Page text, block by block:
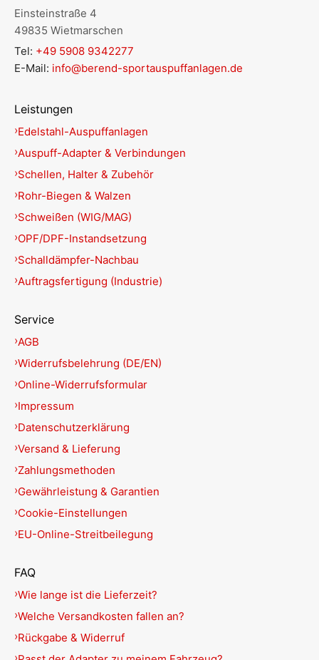
Einsteinstraße 4
49835 Wietmarschen
Tel: +49 5908 9342277
E-Mail: info@berend-sportauspuffanlagen.de
Leistungen
Edelstahl-Auspuffanlagen
Auspuff-Adapter & Verbindungen
Schellen, Halter & Zubehör
Rohr-Biegen & Walzen
Schweißen (WIG/MAG)
OPF/DPF-Instandsetzung
Schalldämpfer-Nachbau
Auftragsfertigung (Industrie)
Service
AGB
Widerrufsbelehrung (DE/EN)
Online-Widerrufsformular
Impressum
Datenschutzerklärung
Versand & Lieferung
Zahlungsmethoden
Gewährleistung & Garantien
Cookie-Einstellungen
EU-Online-Streitbeilegung
FAQ
Wie lange ist die Lieferzeit?
Welche Versandkosten fallen an?
Rückgabe & Widerruf